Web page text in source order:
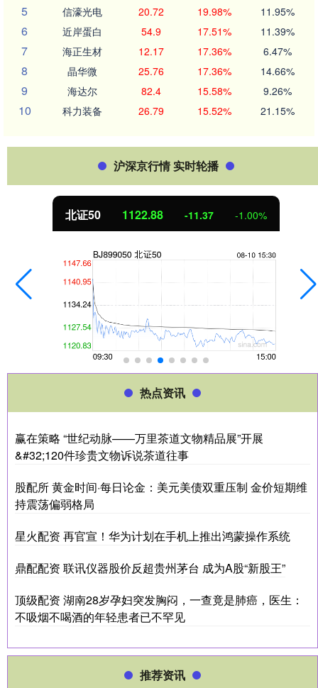
5 信濠光电 20.72 19.98% 11.95%
6 近岸蛋白 54.9 17.51% 11.39%
7 海正生材 12.17 17.36% 6.47%
8 晶华微 25.76 17.36% 14.66%
9 海达尔 82.4 15.58% 9.26%
10 科力装备 26.79 15.52% 21.15%
沪深京行情 实时轮播
北证50 1122.88 -11.37 -1.00%
热点资讯
赢在策略 “世纪动脉——万里茶道文物精品展”开展
&#32;120件珍贵文物诉说茶道往事
股配所 黄金时间·每日论金：美元美债双重压制 金价短期维
持震荡偏弱格局
星火配资 再官宣！华为计划在手机上推出鸿蒙操作系统
鼎配配资 联讯仪器股价反超贵州茅台 成为A股“新股王”
顶级配资 湖南28岁孕妇突发胸闷，一查竟是肺癌，医生：
不吸烟不喝酒的年轻患者已不罕见
推荐资讯